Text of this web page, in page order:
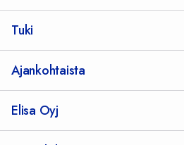
Tuki
Ajankohtaista
Elisa Oyj